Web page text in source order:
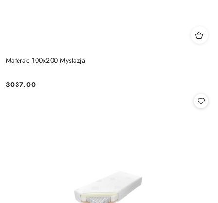
Materac 100x200 Mystazja
Cena:
3037.00